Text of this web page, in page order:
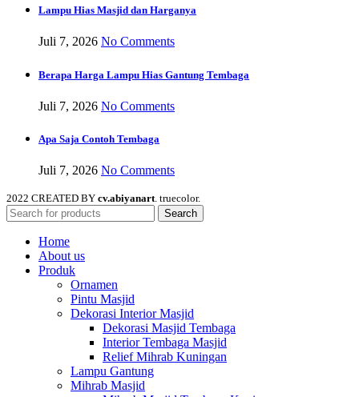
Lampu Hias Masjid dan Harganya
Juli 7, 2026 No Comments
Berapa Harga Lampu Hias Gantung Tembaga
Juli 7, 2026 No Comments
Apa Saja Contoh Tembaga
Juli 7, 2026 No Comments
2022 CREATED BY cv.abiyanart. truecolor.
Search
Home
About us
Produk
Ornamen
Pintu Masjid
Dekorasi Interior Masjid
Dekorasi Masjid Tembaga
Interior Tembaga Masjid
Relief Mihrab Kuningan
Lampu Gantung
Mihrab Masjid